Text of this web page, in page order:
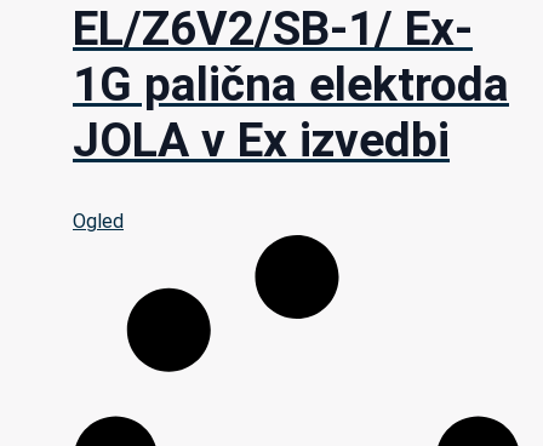
EL/Z6V2/SB-1/ Ex-
1G palična elektroda
JOLA v Ex izvedbi
Ogled